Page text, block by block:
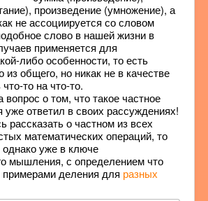
произведение (умножение), а
не ассоциируется со словом
слово в нашей жизни в
применяется для
либо особенности, то есть
из общего, но никак не в качестве
то на что-то.
о том, что такое частное
уже ответил в своих рассуждениях!
рассказать о частном из всех
математических операций, то
уже в ключе
мышления, с определением что
примерами деления для разных